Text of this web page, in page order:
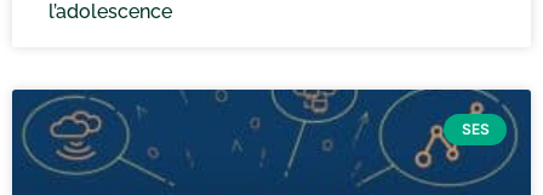
l’adolescence
SES